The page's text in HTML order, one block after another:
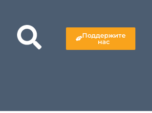
Поддержите
нас